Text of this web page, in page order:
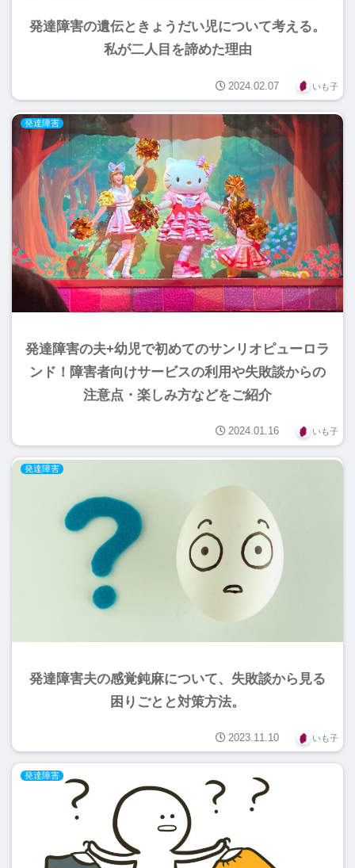
発達障害の遺伝ときょうだい児について考える。
私が二人目を諦めた理由
2024.02.07 いも子
発達障害
発達障害の夫+幼児で初めてのサンリオピューロラ
ンド！障害者向けサービスの利用や失敗談からの
注意点・楽しみ方などをご紹介
2024.01.16 いも子
発達障害
発達障害夫の感覚鈍麻について、失敗談から見る
困りごとと対策方法。
2023.11.10 いも子
発達障害